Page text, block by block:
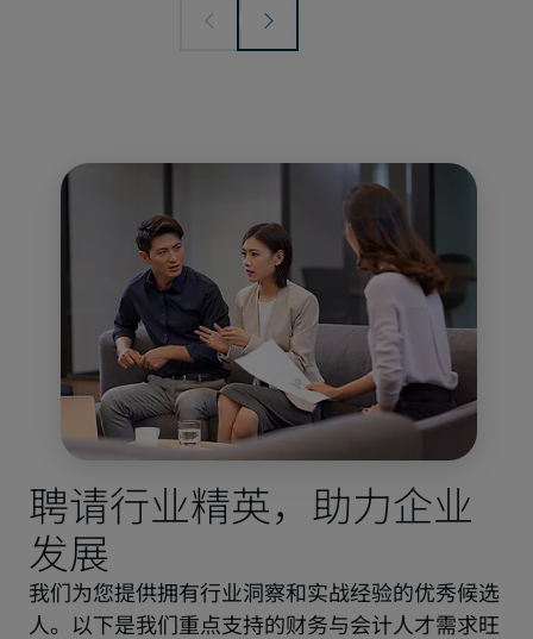
聘请行业精英，助力企业
发展
我们为您提供拥有行业洞察和实战经验的优秀候选
人。以下是我们重点支持的财务与会计人才需求旺